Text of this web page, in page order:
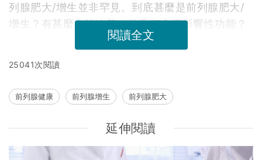
列腺肥大/增生並非罕見。到底甚麼是前列腺肥大/
增生？有甚麼方法改善？做手術會否影響性功能？
閱讀全文
25041次閱讀
前列腺健康 前列腺增生 前列腺肥大
延伸閱讀